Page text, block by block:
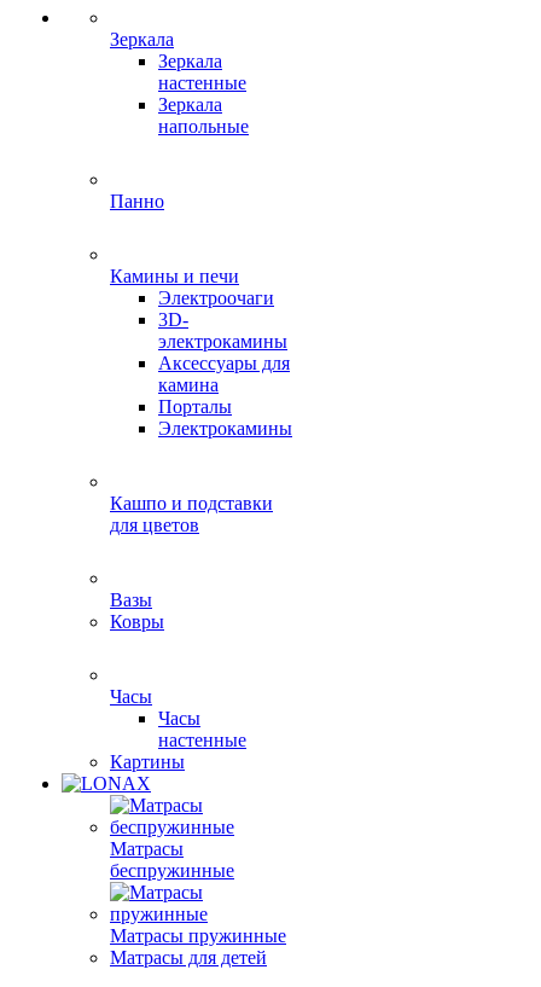
Зеркала
Зеркала
настенные
Зеркала
напольные
Панно
Камины и печи
Электроочаги
3D-
электрокамины
Аксессуары для
камина
Порталы
Электрокамины
Кашпо и подставки
для цветов
Вазы
Ковры
Часы
Часы
настенные
Картины
Матрасы
беспружинные
Матрасы пружинные
Матрасы для детей